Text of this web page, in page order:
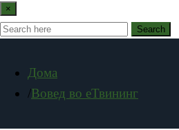
×
Search
Дома
Вовед во еТвининг